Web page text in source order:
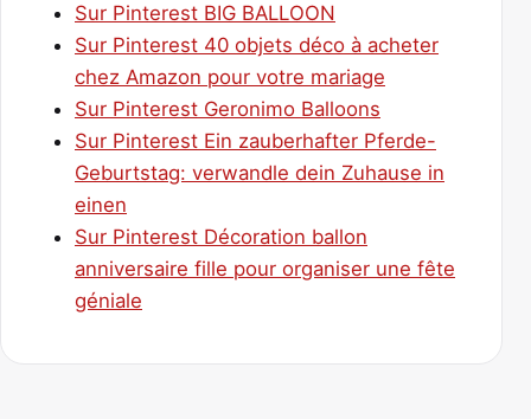
Sur Pinterest BIG BALLOON
Sur Pinterest 40 objets déco à acheter
chez Amazon pour votre mariage
Sur Pinterest Geronimo Balloons
Sur Pinterest Ein zauberhafter Pferde-
Geburtstag: verwandle dein Zuhause in
einen
Sur Pinterest Décoration ballon
anniversaire fille pour organiser une fête
géniale